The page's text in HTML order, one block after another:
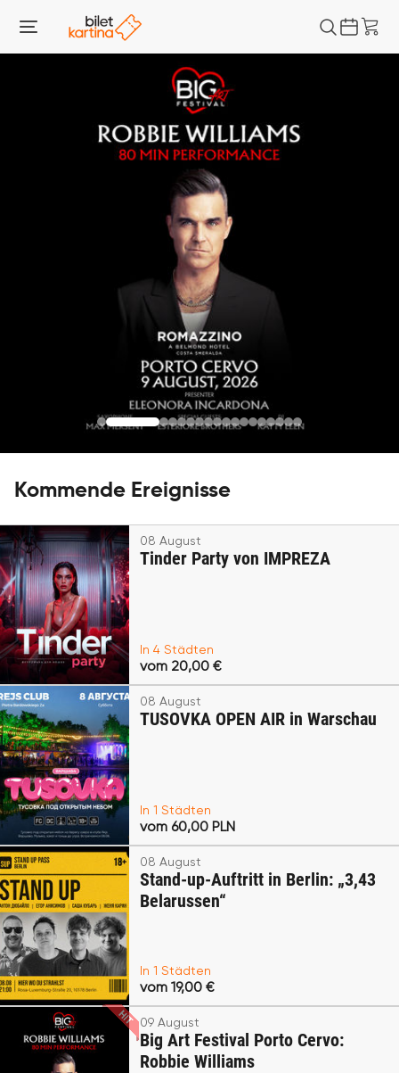
Kommende Ereignisse
08 August
Tinder Party von IMPREZA
In 4 Städten
vom 20,00 €
08 August
TUSOVKA OPEN AIR in Warschau
In 1 Städten
vom 60,00 PLN
08 August
Stand-up-Auftritt in Berlin: „3,43
Belarussen“
In 1 Städten
vom 19,00 €
09 August
Big Art Festival Porto Cervo:
Robbie Williams